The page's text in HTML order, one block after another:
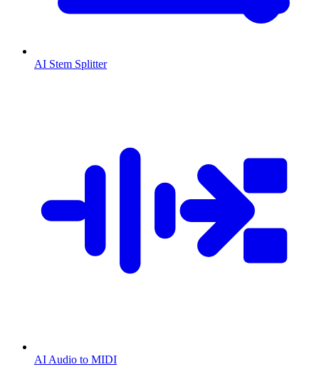
AI Stem Splitter
AI Audio to MIDI